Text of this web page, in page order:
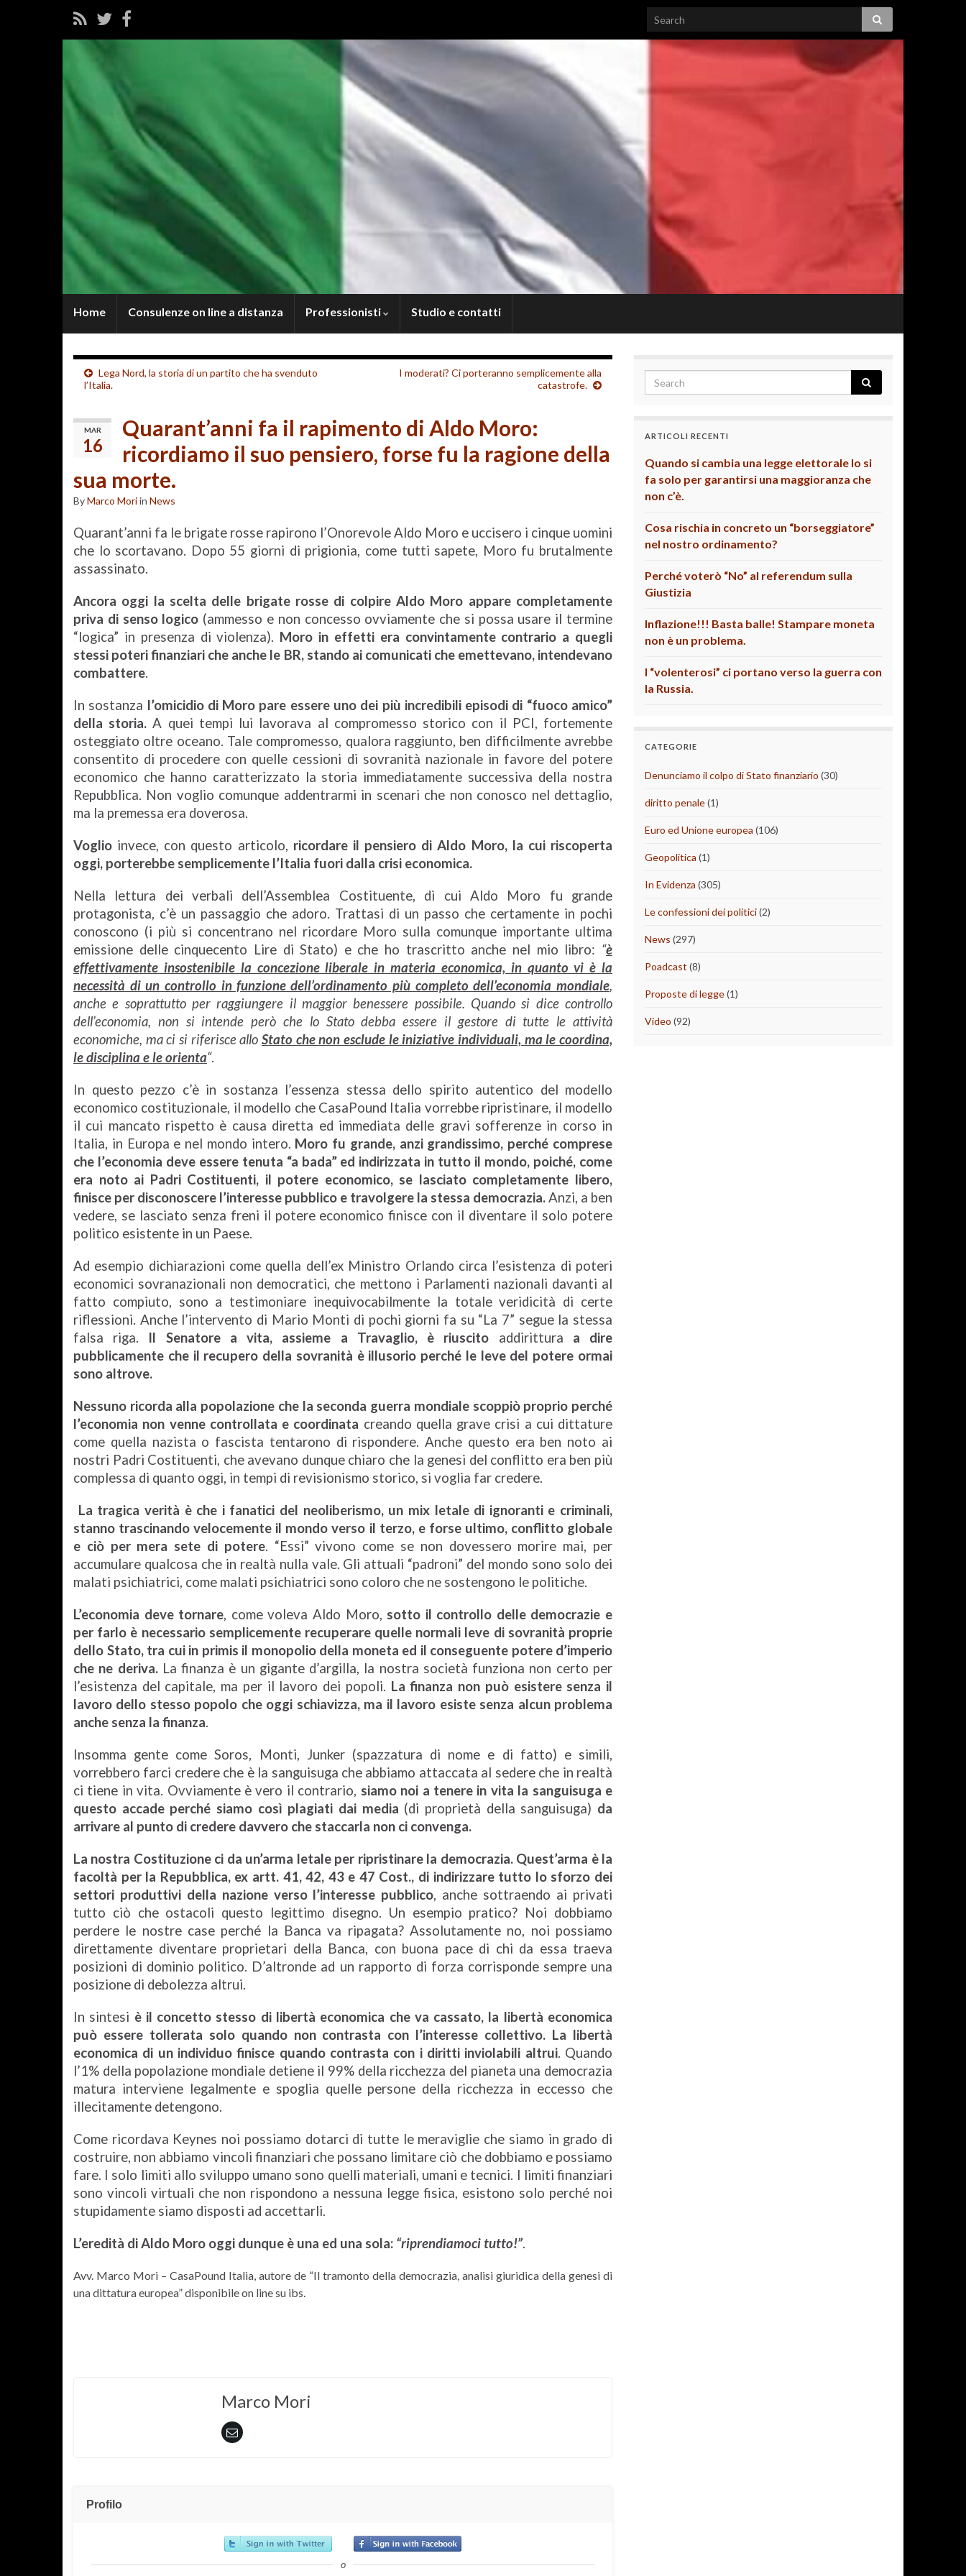
Home Consulenze on line a distanza Professionisti Studio e contatti
Lega Nord, la storia di un partito che ha svenduto
l’Italia.
I moderati? Ci porteranno semplicemente alla
catastrofe.
MAR
16
Quarant’anni fa il rapimento di Aldo Moro:
ricordiamo il suo pensiero, forse fu la ragione della
sua morte.
ByMarco Moriin News
Quarant’anni fa le brigate rosse rapirono l’Onorevole Aldo Moro e uccisero i cinque uomini
che lo scortavano. Dopo 55 giorni di prigionia, come tutti sapete, Moro fu brutalmente
assassinato.
Ancora oggi la scelta delle brigate rosse di colpire Aldo Moro appare completamente
priva di senso logico (ammesso e non concesso ovviamente che si possa usare il termine
“logica” in presenza di violenza). Moro in effetti era convintamente contrario a quegli
stessi poteri finanziari che anche le BR, stando ai comunicati che emettevano, intendevano
combattere.
In sostanza l’omicidio di Moro pare essere uno dei più incredibili episodi di “fuoco amico”
della storia. A quei tempi lui lavorava al compromesso storico con il PCI, fortemente
osteggiato oltre oceano. Tale compromesso, qualora raggiunto, ben difficilmente avrebbe
consentito di procedere con quelle cessioni di sovranità nazionale in favore del potere
economico che hanno caratterizzato la storia immediatamente successiva della nostra
Repubblica. Non voglio comunque addentrarmi in scenari che non conosco nel dettaglio,
ma la premessa era doverosa.
Voglio invece, con questo articolo, ricordare il pensiero di Aldo Moro, la cui riscoperta
oggi, porterebbe semplicemente l’Italia fuori dalla crisi economica.
Nella lettura dei verbali dell’Assemblea Costituente, di cui Aldo Moro fu grande
protagonista, c’è un passaggio che adoro. Trattasi di un passo che certamente in pochi
conoscono (i più si concentrano nel ricordare Moro sulla comunque importante ultima
emissione delle cinquecento Lire di Stato) e che ho trascritto anche nel mio libro: “è
effettivamente insostenibile la concezione liberale in materia economica, in quanto vi è la
necessità di un controllo in funzione dell’ordinamento più completo dell’economia mondiale,
anche e soprattutto per raggiungere il maggior benessere possibile. Quando si dice controllo
dell’economia, non si intende però che lo Stato debba essere il gestore di tutte le attività
economiche, ma ci si riferisce allo Stato che non esclude le iniziative individuali, ma le coordina,
le disciplina e le orienta“.
In questo pezzo c’è in sostanza l’essenza stessa dello spirito autentico del modello
economico costituzionale, il modello che CasaPound Italia vorrebbe ripristinare, il modello
il cui mancato rispetto è causa diretta ed immediata delle gravi sofferenze in corso in
Italia, in Europa e nel mondo intero. Moro fu grande, anzi grandissimo, perché comprese
che l’economia deve essere tenuta “a bada” ed indirizzata in tutto il mondo, poiché, come
era noto ai Padri Costituenti, il potere economico, se lasciato completamente libero,
finisce per disconoscere l’interesse pubblico e travolgere la stessa democrazia.Anzi, a ben
vedere, se lasciato senza freni il potere economico finisce con il diventare il solo potere
politico esistente in un Paese.
Ad esempio dichiarazioni come quella dell’ex Ministro Orlando circa l’esistenza di poteri
economici sovranazionali non democratici, che mettono i Parlamenti nazionali davanti al
fatto compiuto, sono a testimoniare inequivocabilmente la totale veridicità di certe
riflessioni. Anche l’intervento di Mario Monti di pochi giorni fa su “La 7” segue la stessa
falsa riga. Il Senatore a vita, assieme a Travaglio, è riuscito addirittura a dire
pubblicamente che il recupero della sovranità è illusorio perché le leve del potere ormai
sono altrove.
Nessuno ricorda alla popolazione che la seconda guerra mondiale scoppiò proprio perché
l’economia non venne controllata e coordinata creando quella grave crisi a cui dittature
come quella nazista o fascista tentarono di rispondere. Anche questo era ben noto ai
nostri Padri Costituenti, che avevano dunque chiaro che la genesi del conflitto era ben più
complessa di quanto oggi, in tempi di revisionismo storico, si voglia far credere.
La tragica verità è che i fanatici del neoliberismo, un mix letale di ignoranti e criminali,
stanno trascinando velocemente il mondo verso il terzo, e forse ultimo, conflitto globale
e ciò per mera sete di potere. “Essi” vivono come se non dovessero morire mai, per
accumulare qualcosa che in realtà nulla vale. Gli attuali “padroni” del mondo sono solo dei
malati psichiatrici, come malati psichiatrici sono coloro che ne sostengono le politiche.
L’economia deve tornare, come voleva Aldo Moro, sotto il controllo delle democrazie e
per farlo è necessario semplicemente recuperare quelle normali leve di sovranità proprie
dello Stato, tra cui in primis il monopolio della moneta ed il conseguente potere d’imperio
che ne deriva.La finanza è un gigante d’argilla, la nostra società funziona non certo per
l’esistenza del capitale, ma per il lavoro dei popoli. La finanza non può esistere senza il
lavoro dello stesso popolo che oggi schiavizza, ma il lavoro esiste senza alcun problema
anche senza la finanza.
Insomma gente come Soros, Monti, Junker (spazzatura di nome e di fatto) e simili,
vorrebbero farci credere che è la sanguisuga che abbiamo attaccata al sedere che in realtà
ci tiene in vita. Ovviamente è vero il contrario, siamo noi a tenere in vita la sanguisuga e
questo accade perché siamo così plagiati dai media (di proprietà della sanguisuga) da
arrivare al punto di credere davvero che staccarla non ci convenga.
La nostra Costituzione ci da un’arma letale per ripristinare la democrazia. Quest’arma è la
facoltà per la Repubblica, ex artt. 41, 42, 43 e 47 Cost., di indirizzare tutto lo sforzo dei
settori produttivi della nazione verso l’interesse pubblico, anche sottraendo ai privati
tutto ciò che ostacoli questo legittimo disegno. Un esempio pratico? Noi dobbiamo
perdere le nostre case perché la Banca va ripagata? Assolutamente no, noi possiamo
direttamente diventare proprietari della Banca, con buona pace di chi da essa traeva
posizioni di dominio politico. D’altronde ad un rapporto di forza corrisponde sempre una
posizione di debolezza altrui.
In sintesi è il concetto stesso di libertà economica che va cassato, la libertà economica
può essere tollerata solo quando non contrasta con l’interesse collettivo. La libertà
economica di un individuo finisce quando contrasta con i diritti inviolabili altrui. Quando
l’1% della popolazione mondiale detiene il 99% della ricchezza del pianeta una democrazia
matura interviene legalmente e spoglia quelle persone della ricchezza in eccesso che
illecitamente detengono.
Come ricordava Keynes noi possiamo dotarci di tutte le meraviglie che siamo in grado di
costruire, non abbiamo vincoli finanziari che possano limitare ciò che dobbiamo e possiamo
fare. I solo limiti allo sviluppo umano sono quelli materiali, umani e tecnici. I limiti finanziari
sono vincoli virtuali che non rispondono a nessuna legge fisica, esistono solo perché noi
stupidamente siamo disposti ad accettarli.
L’eredità di Aldo Moro oggi dunque è una ed una sola: “riprendiamoci tutto!”.
Avv. Marco Mori – CasaPound Italia, autore de “Il tramonto della democrazia, analisi giuridica della genesi di
una dittatura europea” disponibile on line su ibs.
Marco Mori
Profilo
o
ARTICOLI RECENTI
Quando si cambia una legge elettorale lo si
fa solo per garantirsi una maggioranza che
non c’è.
Cosa rischia in concreto un “borseggiatore”
nel nostro ordinamento?
Perché voterò “No” al referendum sulla
Giustizia
Inflazione!!! Basta balle! Stampare moneta
non è un problema.
I “volenterosi” ci portano verso la guerra con
la Russia.
CATEGORIE
Denunciamo il colpo di Stato finanziario (30)
diritto penale(1)
Euro ed Unione europea (106)
Geopolitica (1)
In Evidenza (305)
Le confessioni dei politici(2)
News (297)
Poadcast (8)
Proposte di legge(1)
Video (92)